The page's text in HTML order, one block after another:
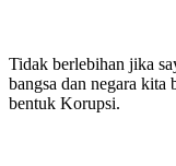
Tidak berlebihan jika
bangsa dan negara kita
bentuk Korupsi.